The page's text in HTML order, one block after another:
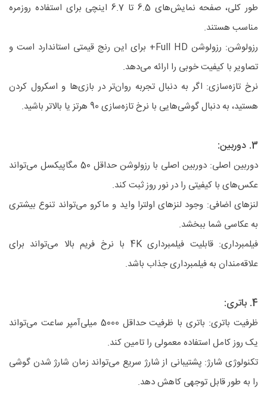
طور کلی، صفحه نمایش‌های 6.5 تا 6.7 اینچی برای استفاده روزمره
مناسب هستند.
رزولوشن: رزولوشن Full HD+ برای این رنج قیمتی استاندارد است و
تصاویر با کیفیت خوبی را ارائه می‌دهد.
نرخ تازه‌سازی: اگر به دنبال تجربه روان‌تر در بازی‌ها و اسکرول کردن
هستید، به دنبال گوشی‌هایی با نرخ تازه‌سازی 90 هرتز یا بالاتر باشید.
3. دوربین:
دوربین اصلی: دوربین اصلی با رزولوشن حداقل 50 مگاپیکسل می‌تواند
عکس‌های با کیفیتی را در نور روز ثبت کند.
لنزهای اضافی: وجود لنزهای اولترا واید و ماکرو می‌تواند تنوع بیشتری
به عکاسی شما ببخشد.
فیلمبرداری: قابلیت فیلمبرداری 4K با نرخ فریم بالا می‌تواند برای
علاقه‌مندان به فیلمبرداری جذاب باشد.
4. باتری:
ظرفیت باتری: باتری با ظرفیت حداقل 5000 میلی‌آمپر ساعت می‌تواند
یک روز کامل استفاده معمولی را تامین کند.
تکنولوژی شارژ: پشتیبانی از شارژ سریع می‌تواند زمان شارژ شدن گوشی
را به طور قابل توجهی کاهش دهد.